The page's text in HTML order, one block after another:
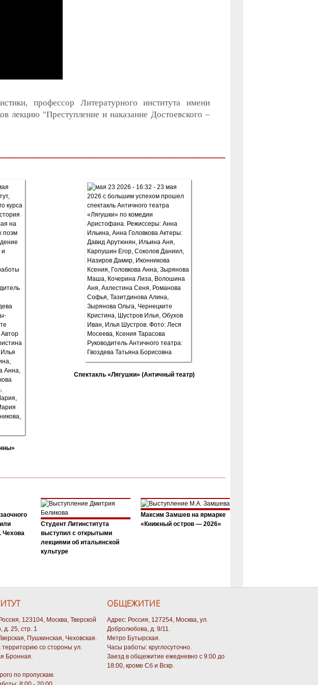
профессор Литературного института имени
лекцию "Преступление и наказание Достоевского –
Спектакль «Лягушки» (Античный театр)
Чехова
Студент Литинститута
выступил с открытыми
лекциями об итальянской
культуре
Максим Замшев на ярмарке
«Книжный остров — 2026»
123104, Москва, Тверской
д. 25, стр. 1
Пушкинская, Чеховская.
территорию со стороны ул.
Бронная.
по пропускам.
ОБЩЕЖИТИЕ
Адрес: Россия, 127254, Москва, ул.
Добролюбова, д. 9/11.
Метро Бутырская.
Часы работы: круглосуточно.
Заезд в общежитие ежедневно с 9:00 до
18:00, кроме Сб и Вскр.